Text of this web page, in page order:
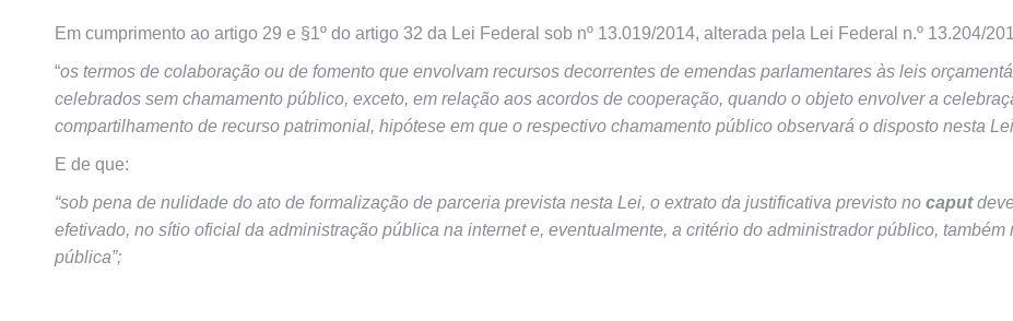
Em cumprimento ao artigo 29 e §1º do artigo 32 da Lei Federal sob nº 13.019/2014, alterada pela Lei Federal n.º 13.204/
“os termos de colaboração ou de fomento que envolvam recursos decorrentes de emendas parlamentares às leis
celebrados sem chamamento público, exceto, em relação aos acordos de cooperação, quando o objeto envolver a
compartilhamento de recurso patrimonial, hipótese em que o respectivo chamamento público observará o disposto nesta Lei
E de que:
“sob pena de nulidade do ato de formalização de parceria prevista nesta Lei, o extrato da justificativa previsto no caput
efetivado, no sítio oficial da administração pública na internet e, eventualmente, a critério do administrador público,
pública”;